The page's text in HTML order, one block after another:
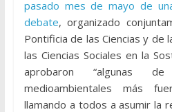
pasado mes de mayo de
debate, organizado
Pontificia de las Ciencias y de
las Ciencias Sociales en la
aprobaron “algunas
medioambientales más
llamando a todos a asumir la